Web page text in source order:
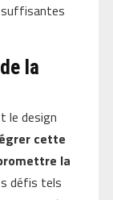
la
le design
cette
la
défis tels